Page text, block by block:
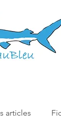
articles